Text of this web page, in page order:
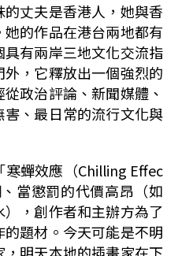
丈夫是香港人，她與香
的作品在港台兩地都有
有兩岸三地文化交流指
，它釋放出一個強烈的
政治評論、新聞媒體、
、最日常的流行文化與
蟬效應（Chilling Effec
當懲罰的代價高昂（如
，創作者和主辦方為了
題材。今天可能是不明